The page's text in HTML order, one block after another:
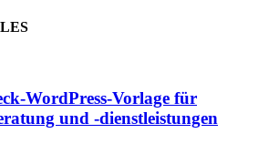
WordPress-Vorlage für
und -dienstleistungen